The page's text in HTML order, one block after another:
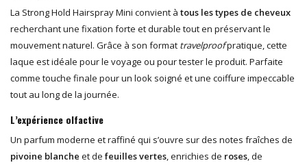
La Strong Hold Hairspray Mini convient à tous les types de cheveux
recherchant une fixation forte et durable tout en préservant le
mouvement naturel. Grâce à son format travelproofpratique, cette
laque est idéale pour le voyage ou pour tester le produit. Parfaite
comme touche finale pour un look soigné et une coiffure impeccable
tout au long de la journée.
L’expérience olfactive
Un parfum moderne et raffiné qui s’ouvre sur des notes fraîches de
pivoine blanche et de feuilles vertes , enrichies de roses , de